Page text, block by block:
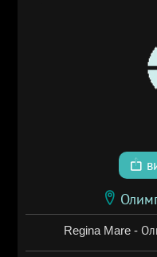
Regina Mare -